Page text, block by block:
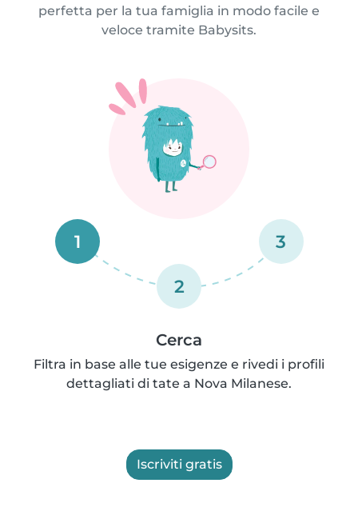
perfetta per la tua famiglia in modo facile e
veloce tramite Babysits.
1
2
3
Cerca
Filtra in base alle tue esigenze e rivedi i profili
dettagliati di tate a Nova Milanese.
Iscriviti gratis